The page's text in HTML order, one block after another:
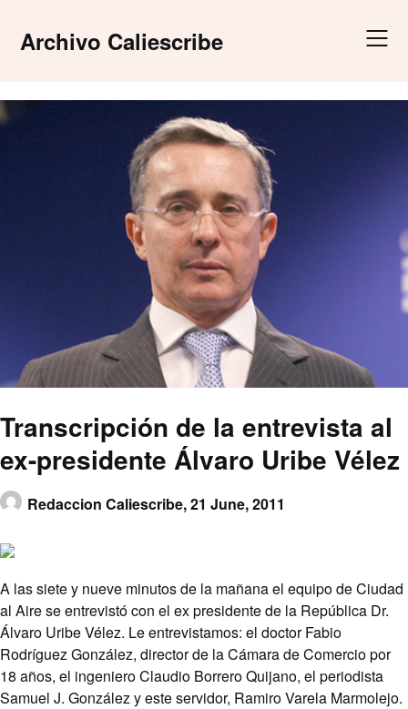
contentArchivo Caliescribe
Transcripción de la entrevista al
ex-presidente Álvaro Uribe Vélez
Redaccion Caliescribe,21 June, 2011
A las siete y nueve minutos de la mañana el equipo de Ciudad
al Aire se entrevistó con el ex presidente de la República Dr.
Álvaro Uribe Vélez. Le entrevistamos: el doctor Fabio
Rodríguez González, director de la Cámara de Comercio por
18 años, el ingeniero Claudio Borrero Quijano, el periodista
Samuel J. González y este servidor, Ramiro Varela Marmolejo.